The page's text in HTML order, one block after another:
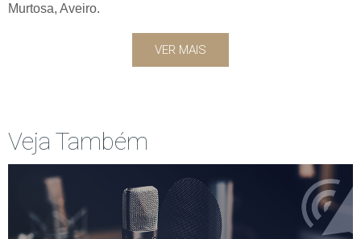
Murtosa, Aveiro.
VER MAIS
Veja Também